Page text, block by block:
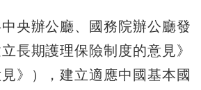
辦公廳、國務院辦公廳發
長期護理保險制度的意見》
見》），建立適應中國基本國